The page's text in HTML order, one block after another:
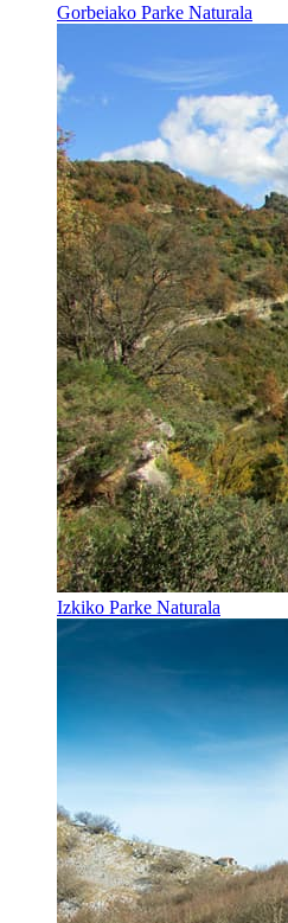
Gorbeiako Parke Naturala
Izkiko Parke Naturala